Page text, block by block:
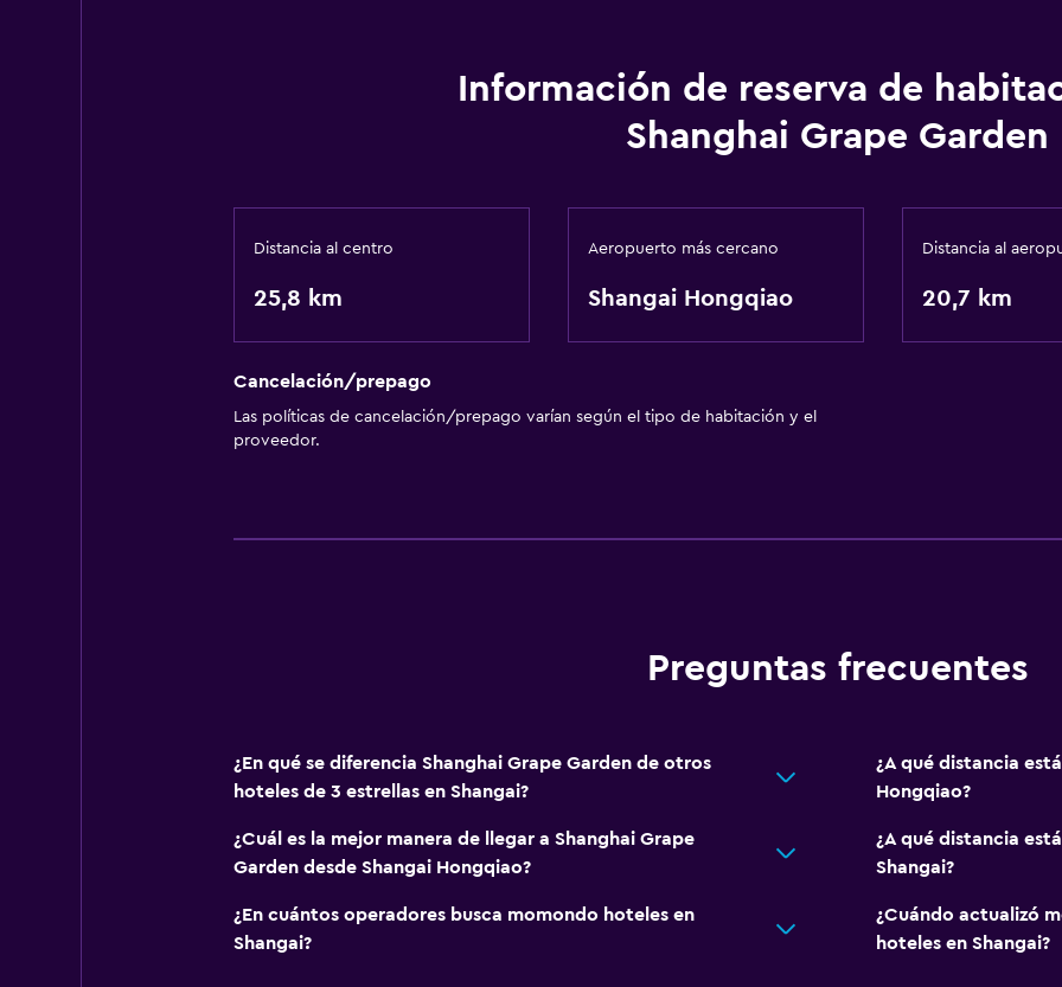
Información de reserva de
Shanghai Grape Garden
Distancia al centro
25,8 km
Aeropuerto más cercano
Shangai Hongqiao
Distancia al
20,7 km
Cancelación/prepago
Las políticas de cancelación/prepago varían según el tipo de habitación y el
proveedor.
Preguntas frecuentes
¿En qué se diferencia Shanghai Grape Garden de otros
hoteles de 3 estrellas en Shangai?
¿A qué distancia
Hongqiao?
¿Cuál es la mejor manera de llegar a Shanghai Grape
Garden desde Shangai Hongqiao?
¿A qué distancia
Shangai?
¿En cuántos operadores busca momondo hoteles en
Shangai?
¿Cuándo actualizó
hoteles en Shangai?